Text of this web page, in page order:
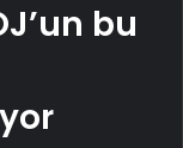
bu